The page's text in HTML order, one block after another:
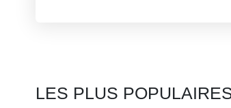
LES PLUS